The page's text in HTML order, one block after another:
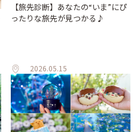
【旅先診断】あなたの“いま”にぴ
ったりな旅先が見つかる♪
2026.05.15